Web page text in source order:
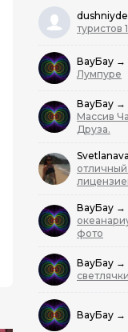
туристов
ВауБау →
Лумпуре
ВауБау →
Массив
Друза.
отличный
ВауБау →
фото
ВауБау →
ВауБау →